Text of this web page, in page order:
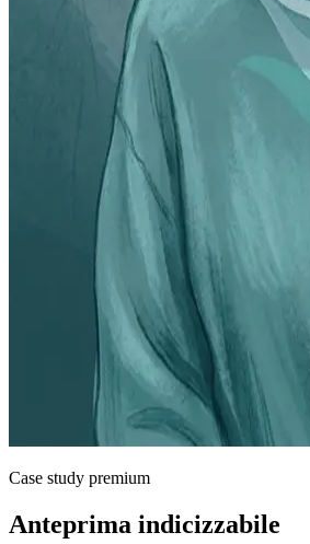
Case study premium
Anteprima indicizzabile